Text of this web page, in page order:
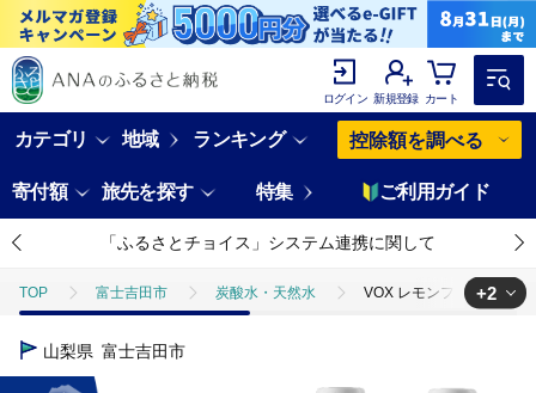
ログイン 新規登録 カート
カテゴリ 地域 ランキング 控除額を調べる
寄付額 旅先を探す 特集 ご利用ガイド
「ふるさとチョイス」システム連携に関して
TOP 富士吉田市 炭酸水・天然水 VOX レモンフレーバー
TOP
飲料（酒以外）
+2
山梨県 富士吉田市